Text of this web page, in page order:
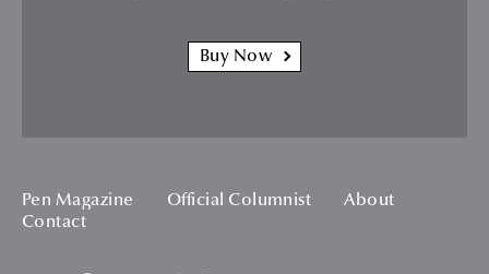
Buy Now
Pen Magazine Official Columnist
About
Contact